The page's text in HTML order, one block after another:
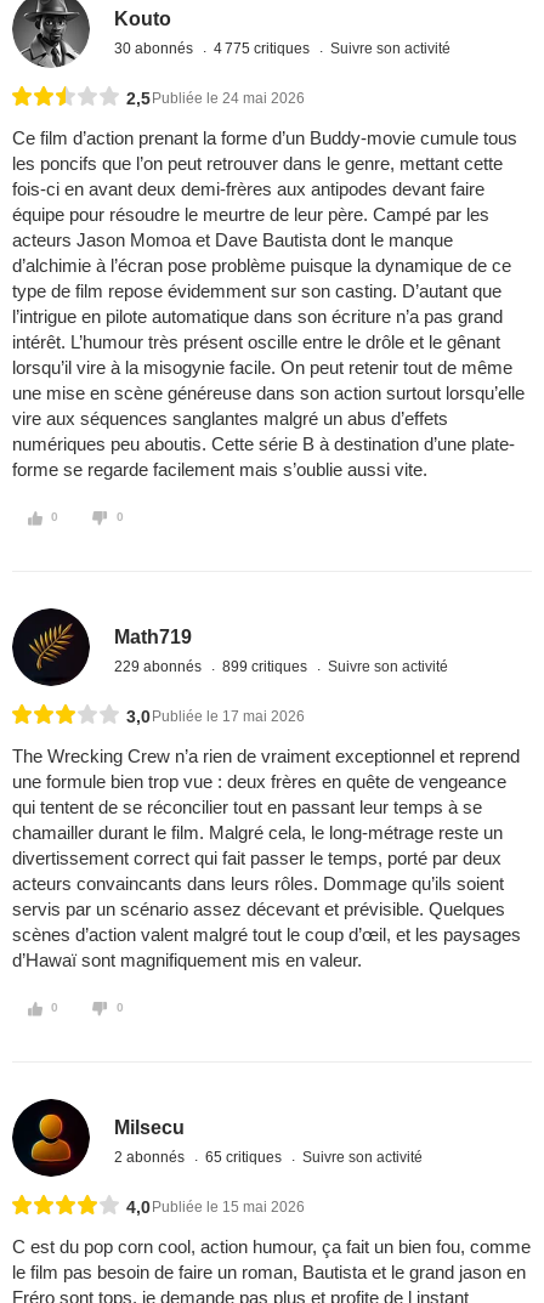
Kouto
30 abonnés 4 775 critiques Suivre son activité
2,5 Publiée le 24 mai 2026
Ce film d’action prenant la forme d’un Buddy-movie cumule tous
les poncifs que l’on peut retrouver dans le genre, mettant cette
fois-ci en avant deux demi-frères aux antipodes devant faire
équipe pour résoudre le meurtre de leur père. Campé par les
acteurs Jason Momoa et Dave Bautista dont le manque
d’alchimie à l’écran pose problème puisque la dynamique de ce
type de film repose évidemment sur son casting. D’autant que
l’intrigue en pilote automatique dans son écriture n’a pas grand
intérêt. L’humour très présent oscille entre le drôle et le gênant
lorsqu’il vire à la misogynie facile. On peut retenir tout de même
une mise en scène généreuse dans son action surtout lorsqu’elle
vire aux séquences sanglantes malgré un abus d’effets
numériques peu aboutis. Cette série B à destination d’une plate-
forme se regarde facilement mais s’oublie aussi vite.
0 0
Math719
229 abonnés 899 critiques Suivre son activité
3,0 Publiée le 17 mai 2026
The Wrecking Crew n’a rien de vraiment exceptionnel et reprend
une formule bien trop vue : deux frères en quête de vengeance
qui tentent de se réconcilier tout en passant leur temps à se
chamailler durant le film. Malgré cela, le long-métrage reste un
divertissement correct qui fait passer le temps, porté par deux
acteurs convaincants dans leurs rôles. Dommage qu’ils soient
servis par un scénario assez décevant et prévisible. Quelques
scènes d’action valent malgré tout le coup d’œil, et les paysages
d’Hawaï sont magnifiquement mis en valeur.
0 0
Milsecu
2 abonnés 65 critiques Suivre son activité
4,0 Publiée le 15 mai 2026
C est du pop corn cool, action humour, ça fait un bien fou, comme
le film pas besoin de faire un roman, Bautista et le grand jason en
Fréro sont tops, je demande pas plus et profite de l instant